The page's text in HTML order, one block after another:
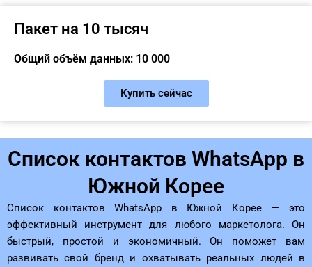
Пакет на 10 тысяч
Общий объём данных: 10 000
Купить сейчас
Список контактов WhatsApp в
Южной Корее
Список контактов WhatsApp в Южной Корее — это
эффективный инструмент для любого маркетолога. Он
быстрый, простой и экономичный. Он поможет вам
развивать свой бренд и охватывать реальных людей в